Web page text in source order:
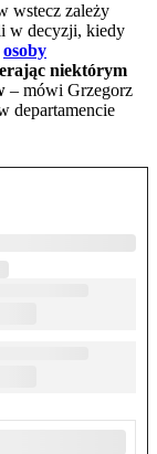
wstecz zależy
w decyzji, kiedy
osoby
niektórym
– mówi Grzegorz
departamencie